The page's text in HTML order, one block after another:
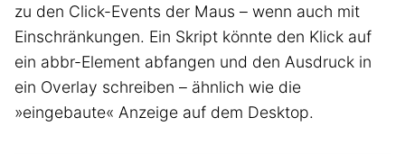
zu den Click-Events der Maus – wenn auch mit
Einschränkungen. Ein Skript könnte den Klick auf
ein abbr-Element abfangen und den Ausdruck in
ein Overlay schreiben – ähnlich wie die
»eingebaute« Anzeige auf dem Desktop.